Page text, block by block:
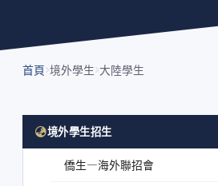
首頁 境外學生 大陸學生
境外學生招生
僑生—海外聯招會